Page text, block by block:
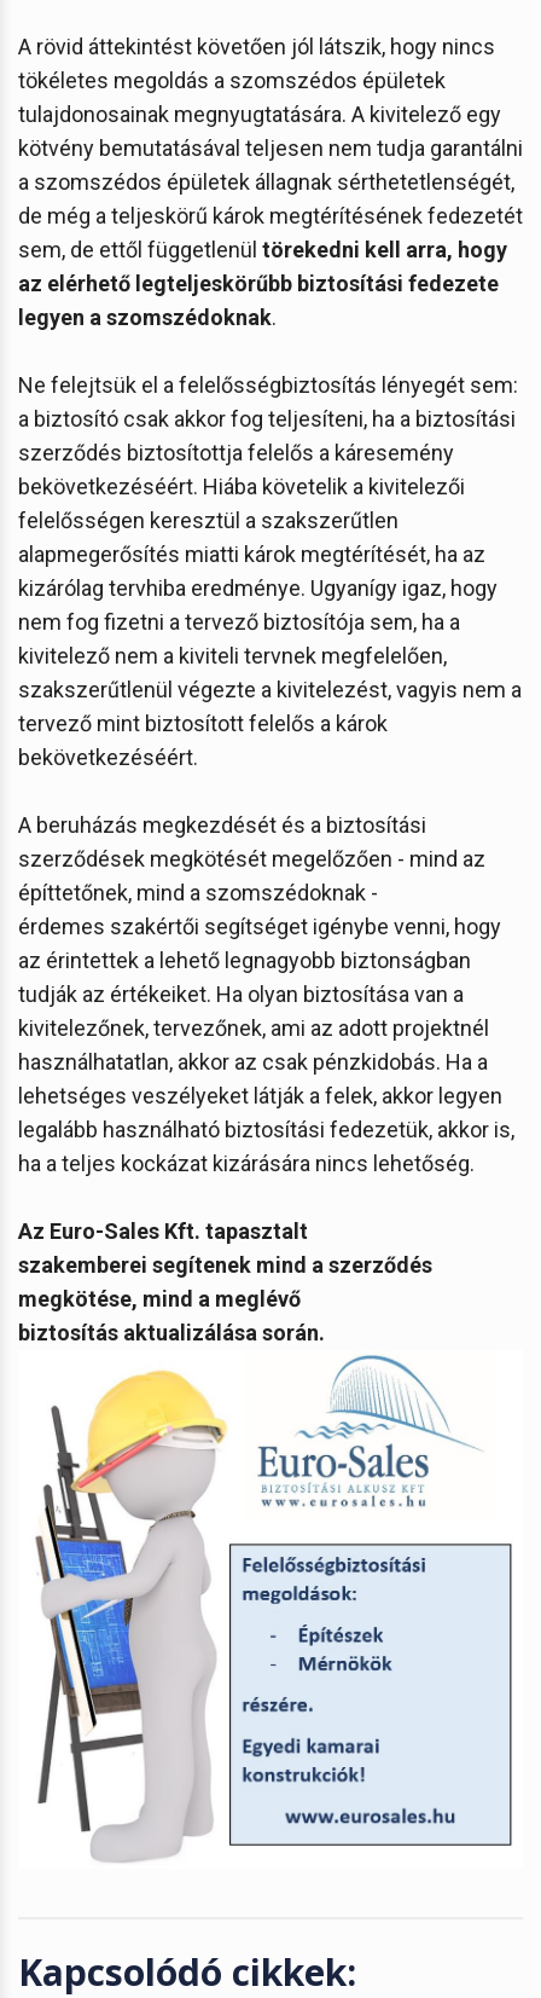
A rövid áttekintést követően jól látszik, hogy nincs
tökéletes megoldás a szomszédos épületek
tulajdonosainak megnyugtatására. A kivitelező egy
kötvény bemutatásával teljesen nem tudja garantálni
a szomszédos épületek állagnak sérthetetlenségét,
de még a teljeskörű károk megtérítésének fedezetét
sem, de ettől függetlenül törekedni kell arra, hogy
az elérhető legteljeskörűbb biztosítási fedezete
legyen a szomszédoknak.
Ne felejtsük el a felelősségbiztosítás lényegét sem:
a biztosító csak akkor fog teljesíteni, ha a biztosítási
szerződés biztosítottja felelős a káresemény
bekövetkezéséért. Hiába követelik a kivitelezői
felelősségen keresztül a szakszerűtlen
alapmegerősítés miatti károk megtérítését, ha az
kizárólag tervhiba eredménye. Ugyanígy igaz, hogy
nem fog fizetni a tervező biztosítója sem, ha a
kivitelező nem a kiviteli tervnek megfelelően,
szakszerűtlenül végezte a kivitelezést, vagyis nem a
tervező mint biztosított felelős a károk
bekövetkezéséért.
A beruházás megkezdését és a biztosítási
szerződések megkötését megelőzően - mind az
építtetőnek, mind a szomszédoknak -
érdemes szakértői segítséget igénybe venni, hogy
az érintettek a lehető legnagyobb biztonságban
tudják az értékeiket. Ha olyan biztosítása van a
kivitelezőnek, tervezőnek, ami az adott projektnél
használhatatlan, akkor az csak pénzkidobás. Ha a
lehetséges veszélyeket látják a felek, akkor legyen
legalább használható biztosítási fedezetük, akkor is,
ha a teljes kockázat kizárására nincs lehetőség.
Az Euro-Sales Kft. tapasztalt
szakemberei segítenek mind a szerződés
megkötése, mind a meglévő
biztosítás aktualizálása során.
Kapcsolódó cikkek: